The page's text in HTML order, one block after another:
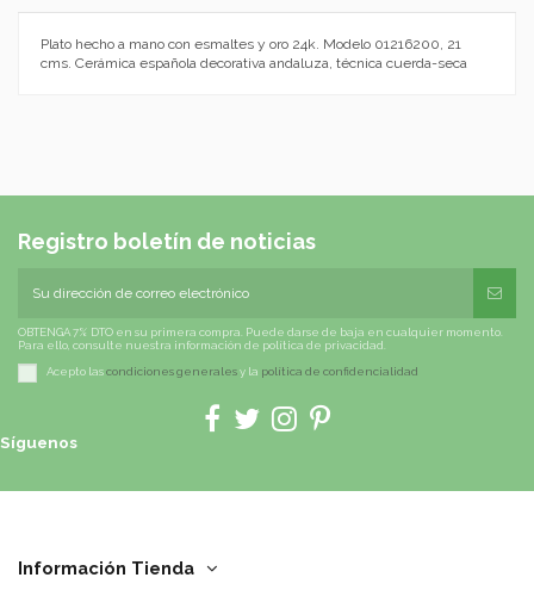
Plato hecho a mano con esmaltes y oro 24k. Modelo 01216200, 21
cms. Cerámica española decorativa andaluza, técnica cuerda-seca
Registro boletín de noticias
OBTENGA 7% DTO en su primera compra. Puede darse de baja en cualquier momento.
Para ello, consulte nuestra información de política de privacidad.
Acepto lascondiciones generalesy la política de confidencialidad
Síguenos
Información Tienda